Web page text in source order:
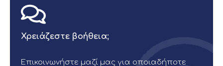
Χρειάζεστε βοήθεια;
Επικοινωνήστε μαζί μας για οποιαδήποτε